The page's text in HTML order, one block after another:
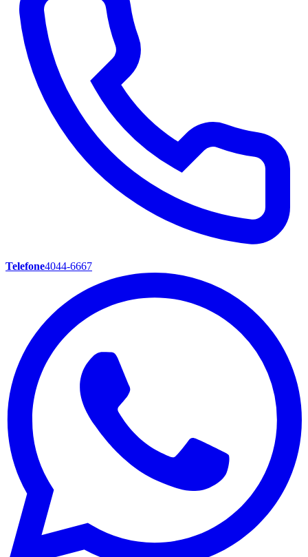
Telefone4044-6667